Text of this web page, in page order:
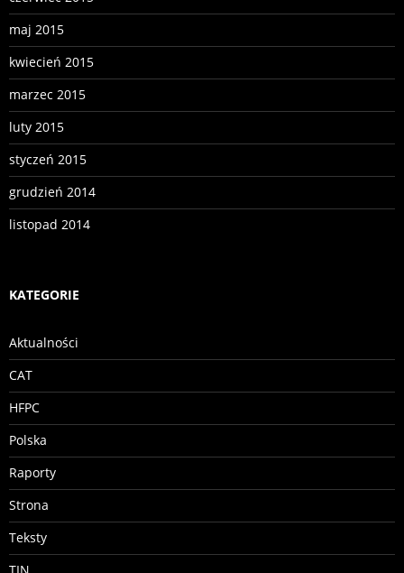
maj 2015
kwiecień 2015
marzec 2015
luty 2015
styczeń 2015
grudzień 2014
listopad 2014
KATEGORIE
Aktualności
CAT
HFPC
Polska
Raporty
Strona
Teksty